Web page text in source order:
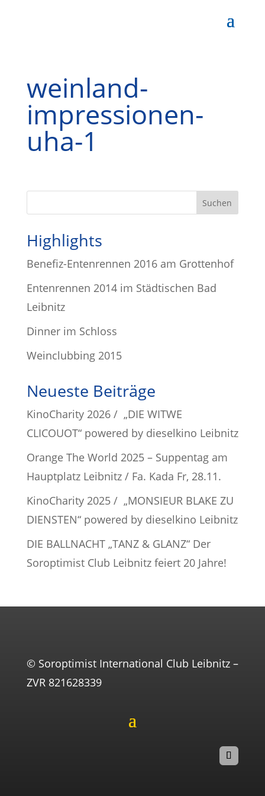
weinland-
impressionen-
uha-1
Highlights
Benefiz-Entenrennen 2016 am Grottenhof
Entenrennen 2014 im Städtischen Bad
Leibnitz
Dinner im Schloss
Weinclubbing 2015
Neueste Beiträge
KinoCharity 2026 / „DIE WITWE
CLICOUOT“ powered by dieselkino Leibnitz
Orange The World 2025 – Suppentag am
Hauptplatz Leibnitz / Fa. Kada Fr, 28.11.
KinoCharity 2025 / „MONSIEUR BLAKE ZU
DIENSTEN“ powered by dieselkino Leibnitz
DIE BALLNACHT „TANZ & GLANZ“ Der
Soroptimist Club Leibnitz feiert 20 Jahre!
© Soroptimist International Club Leibnitz –
ZVR 821628339